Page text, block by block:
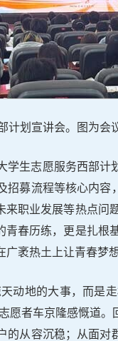
计划宣讲会。图为会
学生志愿服务西部计
招募流程等核心内容
来职业发展等热点问
青春历练，更是扎根
袤热土上让青春梦
动地的大事，而是
愿者车京隆感慨道
的从容沉稳；从面对